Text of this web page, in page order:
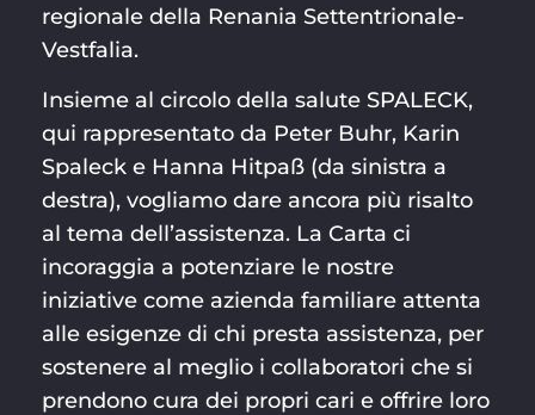
regionale della Renania Settentrionale-
Vestfalia.
Insieme al circolo della salute SPALECK,
qui rappresentato da Peter Buhr, Karin
Spaleck e Hanna Hitpaß (da sinistra a
destra), vogliamo dare ancora più risalto
al tema dell’assistenza. La Carta ci
incoraggia a potenziare le nostre
iniziative come azienda familiare attenta
alle esigenze di chi presta assistenza, per
sostenere al meglio i collaboratori che si
prendono cura dei propri cari e offrire loro